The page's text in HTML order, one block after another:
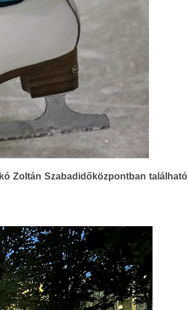
Zoltán Szabadidőközpontban található